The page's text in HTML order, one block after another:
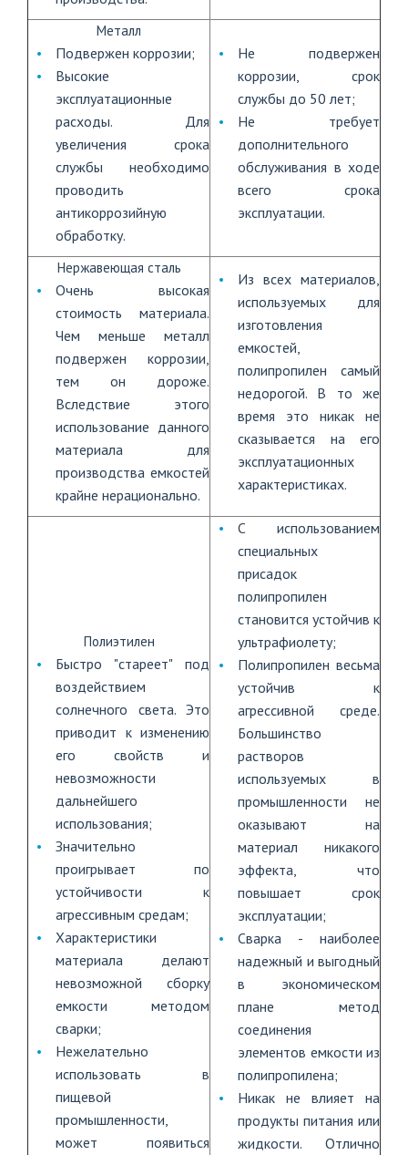
Металл
Подвержен коррозии;
Высокие
эксплуатационные
расходы. Для
увеличения срока
службы необходимо
проводить
антикоррозийную
обработку.
Не подвержен
коррозии, срок
службы до 50 лет;
Не требует
дополнительного
обслуживания в ходе
всего срока
эксплуатации.
Нержавеющая сталь
Очень высокая
стоимость материала.
Чем меньше металл
подвержен коррозии,
тем он дороже.
Вследствие этого
использование данного
материала для
производства емкостей
крайне нерационально.
Из всех материалов,
используемых для
изготовления
емкостей,
полипропилен самый
недорогой. В то же
время это никак не
сказывается на его
эксплуатационных
характеристиках.
Полиэтилен
Быстро "стареет" под
воздействием
солнечного света. Это
приводит к изменению
его свойств и
невозможности
дальнейшего
использования;
Значительно
проигрывает по
устойчивости к
агрессивным средам;
Характеристики
материала делают
невозможной сборку
емкости методом
сварки;
Нежелательно
использовать в
пищевой
промышленности,
может появиться
С использованием
специальных
присадок
полипропилен
становится устойчив к
ультрафиолету;
Полипропилен весьма
устойчив к
агрессивной среде.
Большинство
растворов
используемых в
промышленности не
оказывают на
материал никакого
эффекта, что
повышает срок
эксплуатации;
Сварка - наиболее
надежный и выгодный
в экономическом
плане метод
соединения
элементов емкости из
полипропилена;
Никак не влияет на
продукты питания или
жидкости. Отлично